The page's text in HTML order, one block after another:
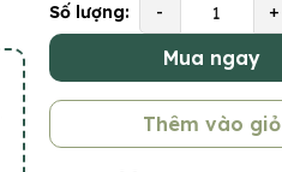
Số lượng: - +
Mua ngay
Thêm vào giỏ